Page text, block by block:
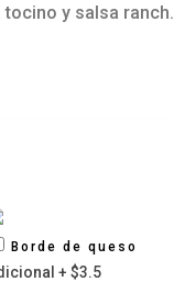
y salsa ranch.
Borde de queso
+ $3.5